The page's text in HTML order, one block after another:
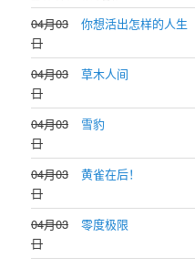
04月03
日
你想活出怎样的人生
04月03
日
草木人间
04月03
日
雪豹
04月03
日
黄雀在后！
04月03
日
零度极限